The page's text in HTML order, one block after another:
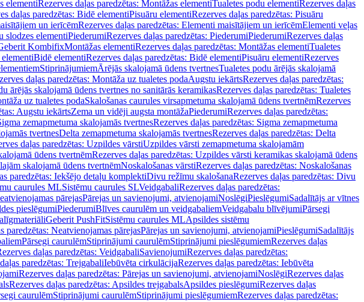
elementiRezerves daļas paredzētas: Montāžas elementiTualetes podu elementiRezerves daļas
daļas paredzētas: Bidē elementiPisuāru elementiRezerves daļas paredzētas: Pisuāru
un ierīcēmRezerves daļas paredzētas: Elementi maisītājiem un ierīcēmElementi veļas
slodzes elementiPiederumiRezerves daļas paredzētas: PiederumiPiederumiRezerves daļas
KombifixMontāžas elementiRezerves daļas paredzētas: Montāžas elementiTualetes
Bidē elementiRezerves daļas paredzētas: Bidē elementiPisuāru elementiRezerves
StiprinājumiemĀrējās skalojamā ūdens tvertnesTualetes podu ārējās skalojamā
daļas paredzētas: Montāža uz tualetes podaAugstu iekārtsRezerves daļas paredzētas:
ārējās skalojamā ūdens tvertnes no sanitārās keramikasRezerves daļas paredzētas: Tualetes
uz tualetes podaSkalošanas caurules virsapmetuma skalojamā ūdens tvertnēmRezerves
Augstu iekārtsZema un vidēji augsta montāžaPiederumiRezerves daļas paredzētas:
zemapmetuma skalojamās tvertnesRezerves daļas paredzētas: Sigma zemapmetuma
tvertnesDelta zemapmetuma skalojamās tvertnesRezerves daļas paredzētas: Delta
daļas paredzētas: Uzpildes vārstiUzpildes vārsti zemapmetuma skalojamām
ūdens tvertnēmRezerves daļas paredzētas: Uzpildes vārsti keramikas skalojamā ūdens
skalojamā ūdens tvertnēmNoskalošanas vārstiRezerves daļas paredzētas: Noskalošanas
paredzētas: Iekšējo detaļu komplektiDivu režīmu skalošanaRezerves daļas paredzētas: Divu
caurules MLSistēmu caurules SLVeidgabaliRezerves daļas paredzētas:
pārejasPārejas un savienojumi, atvienojamiNoslēgiPieslēgumiSadalītājs ar vītnes
pieslēgumiPiederumiBlīves caurulēm un veidgabaliemVeidgabalu blīvējumiPārsegi
Geberit PushFitSistēmu caurules MLApsildes sistēmu
paredzētas: Neatvienojamas pārejasPārejas un savienojumi, atvienojamiPieslēgumiSadalītājs
Pārsegi caurulēmStiprinājumi caurulēmStiprinājumi pieslēgumiemRezerves daļas
daļas paredzētas: VeidgabaliSavienojumiRezerves daļas paredzētas:
paredzētas: TrejgabaliIebūvēta cirkulācijaRezerves daļas paredzētas: Iebūvēta
Rezerves daļas paredzētas: Pārejas un savienojumi, atvienojamiNoslēgiRezerves daļas
Rezerves daļas paredzētas: Apsildes trejgabalsApsildes pieslēgumiRezerves daļas
caurulēmStiprinājumi caurulēmStiprinājumi pieslēgumiemRezerves daļas paredzētas: